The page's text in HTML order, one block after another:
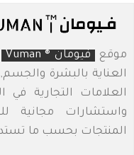
موقع فيومان ® Vuman
العناية بالبشرة
العلامات التجارية في
واستشارات مجانية
المنتجات بحسب ما